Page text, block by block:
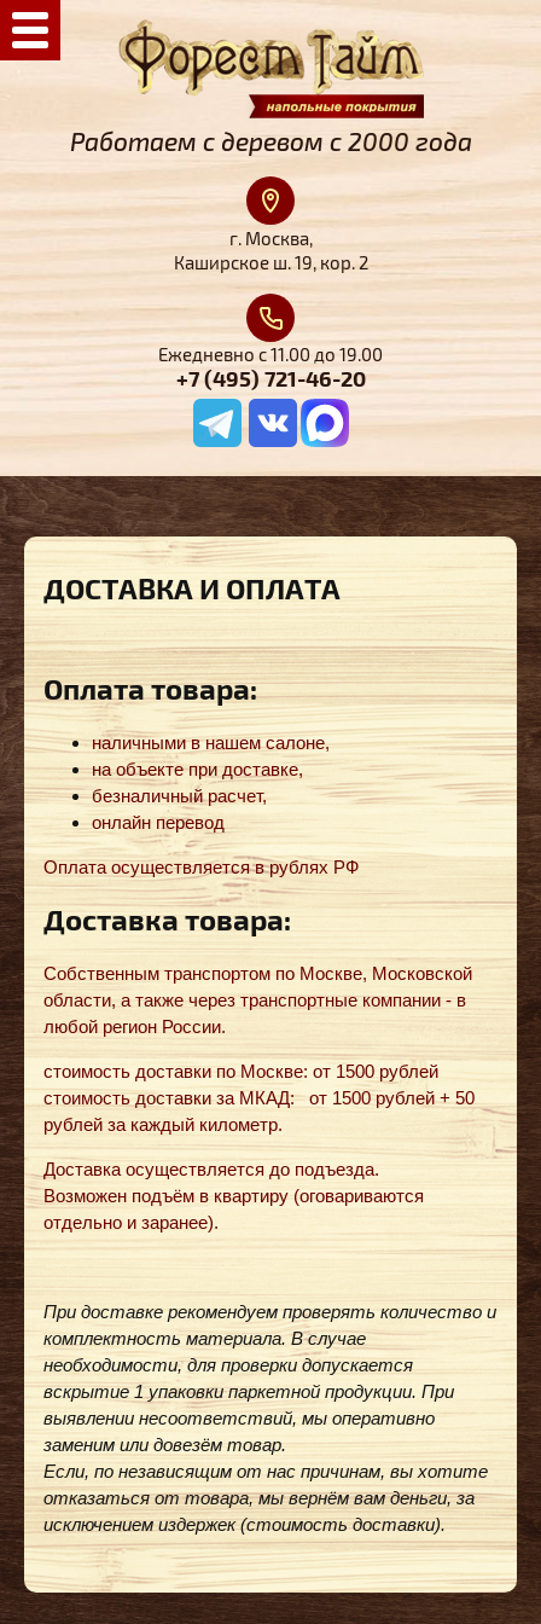
г. Москва,
Каширское ш. 19, кор. 2
Работаем с деревом с 2000 года
Ежедневно с 11.00 до 19.00
+7 (495) 721-46-20
ДОСТАВКА И ОПЛАТА
Оплата товара:
наличными в нашем салоне,
на объекте при доставке,
безналичный расчет,
онлайн перевод
Оплата осуществляется в рублях РФ
Доставка товара:
Собственным транспортом по Москве, Московской
области, а также через транспортные компании - в
любой регион России.
стоимость доставки по Москве: от 1500 рублей
стоимость доставки за МКАД: от 1500 рублей + 50
рублей за каждый километр.
Доставка осуществляется до подъезда.
Возможен подъём в квартиру (оговариваются
отдельно и заранее).
При доставке рекомендуем проверять количество и
комплектность материала. В случае
необходимости, для проверки допускается
вскрытие 1 упаковки паркетной продукции. При
выявлении несоответствий, мы оперативно
заменим или довезём товар.
Если, по независящим от нас причинам, вы хотите
отказаться от товара, мы вернём вам деньги, за
исключением издержек (стоимость доставки).